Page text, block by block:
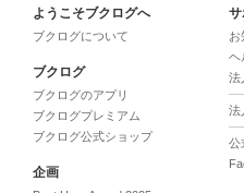
ようこそブクログへ
ブクログについて
ブクログ
ブクログのアプリ
ブクログプレミアム
ブクログ公式ショップ
企画
サ
お
ヘ
法
法
公